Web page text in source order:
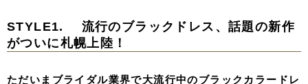
STYLE1. 流行のブラックドレス、話題の新作
がついに札幌上陸！
ただいまブライダル業界で大流行中のブラックカラードレ